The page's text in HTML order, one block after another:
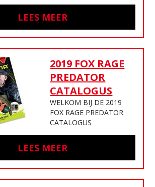
LEES MEER
2019 FOX RAGE
PREDATOR
CATALOGUS
WELKOM BIJ DE 2019
FOX RAGE PREDATOR
CATALOGUS
LEES MEER